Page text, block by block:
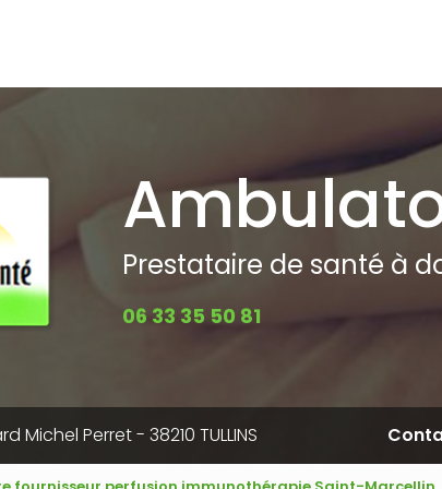
Prestataire de santé à
06 33 35 50 81
Michel Perret - 38210 TULLINS